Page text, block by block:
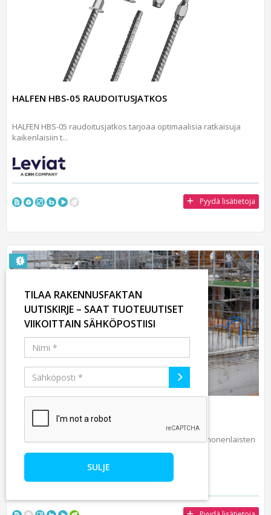
HALFEN HBS-05 RAUDOITUSJATKOS
HALFEN HBS-05 raudoitusjatkos tarjoaa optimaalisia ratkaisuja
kaikenlaisiin t...
Pyydä lisätietoja
RAUDOITUSTUOTTEET
Semtun laadukas raudoitustuotevalikoima soveltuu monenlaisten
voimia siirtävi...
TILAA RAKENNUSFAKTAN
UUTISKIRJE – SAAT TUOTEUUTISET
VIIKOITTAIN SÄHKÖPOSTIISI
SULJE